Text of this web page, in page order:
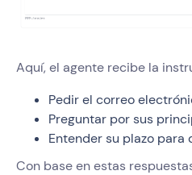
Aquí, el agente recibe la
Pedir el correo
Preguntar por sus
Entender su plazo
Con base en estas